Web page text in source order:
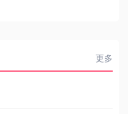
更多